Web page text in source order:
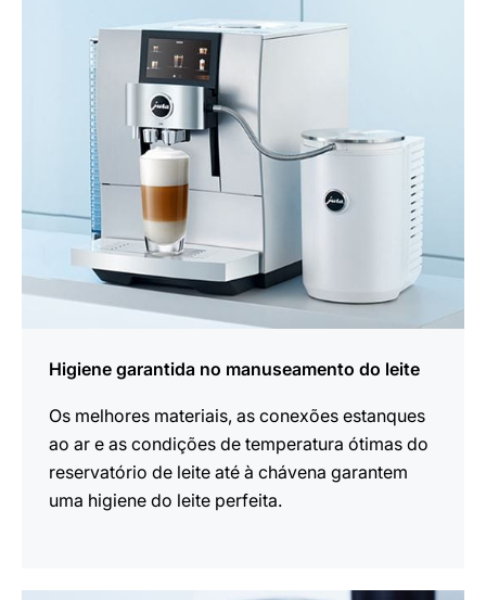
Higiene garantida no manuseamento do leite
Os melhores materiais, as conexões estanques
ao ar e as condições de temperatura ótimas do
reservatório de leite até à chávena garantem
uma higiene do leite perfeita.
informações